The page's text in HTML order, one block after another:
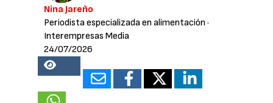
Nina Jareño
Periodista especializada en alimentación ·
Interempresas Media
24/07/2026
18529